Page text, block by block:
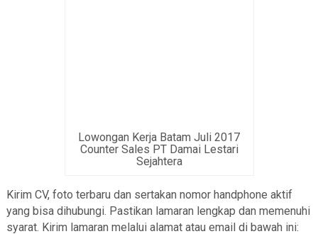
Lowongan Kerja Batam Juli 2017
Counter Sales PT Damai Lestari
Sejahtera
Kirim CV, foto terbaru dan sertakan nomor handphone aktif
yang bisa dihubungi. Pastikan lamaran lengkap dan memenuhi
syarat. Kirim lamaran melalui alamat atau email di bawah ini: